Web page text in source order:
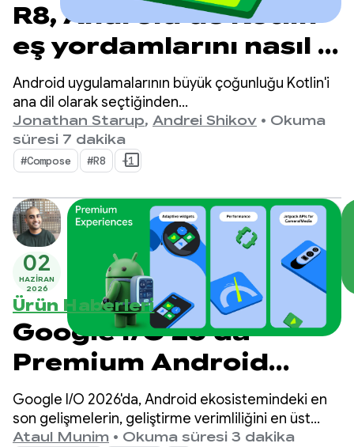
R8, Android'de Kotlin
eş yordamlarını nasıl 2
kat daha hızlı hale
getirdi?
Android uygulamalarının büyük çoğunluğu Kotlin'i
ana dil olarak seçtiğinden
kotlinx.coroutines, eşzamansız programlama için
fiili bir standart haline geldi. Kitaplık, Kotlin'e özgü
olan eşzamanlı akışları yönetmek için iyi
tasarlanmış ve yapılandırılmış bir yol sunar.
Jonathan Starup, Andrei Shikov • Okuma
süresi 7 dakika
#Compose #R8 +1
02
HAZIRAN
2026
Ürün Haberleri
Google I/O 26'da
Premium Android
Deneyimleri
Geliştirme
Google I/O 2026'da, Android ekosistemindeki en
son gelişmelerin, geliştirme verimliliğini en üst
düzeye çıkarırken uygulamanızın kalitesini
Ataul Munim • Okuma süresi 3 dakika